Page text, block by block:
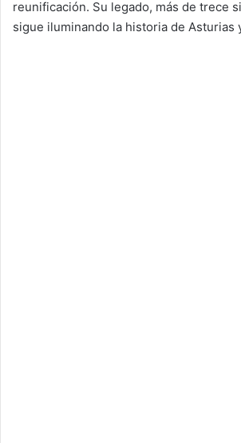
reunificación. Su legado, más de trece
sigue iluminando la historia de Asturias